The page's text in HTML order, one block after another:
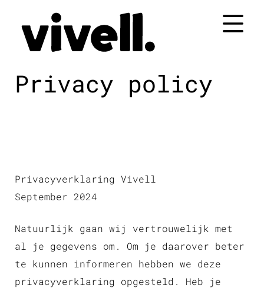
inhoud
springen
Privacy policy
Privacyverklaring Vivell
September 2024
Natuurlijk gaan wij vertrouwelijk met
al je gegevens om. Om je daarover beter
te kunnen informeren hebben we deze
privacyverklaring opgesteld. Heb je